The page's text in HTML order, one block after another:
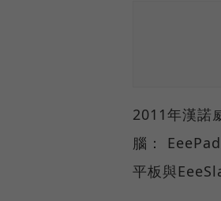
2011年漢諾
腦：
平板與